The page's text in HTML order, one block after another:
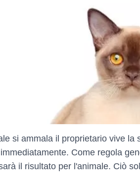
si ammala il proprietario vive
Come regola
il risultato per l'animale. Ciò